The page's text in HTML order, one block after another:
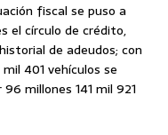
fiscal se puso a
el círculo de crédito,
de adeudos; con
401 vehículos se
millones 141 mil 921